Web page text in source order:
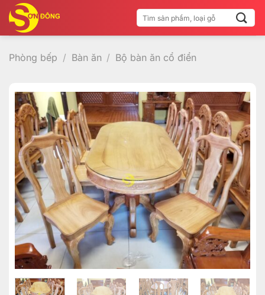
qua
nội
dung
Tìm
kiếm:
Phòng bếp / Bàn ăn / Bộ bàn ăn cổ điển